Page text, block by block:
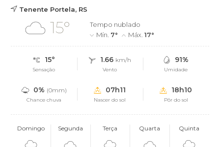
Tenente Portela, RS
15°
Tempo nublado
Mín. 7° Máx.17°
15°
Sensação
1.66 km/h
Vento
91%
Umidade
0% (0mm)
Chance chuva
07h11
Nascer do sol
18h10
Pôr do sol
Domingo Segunda Terça Quarta Quinta